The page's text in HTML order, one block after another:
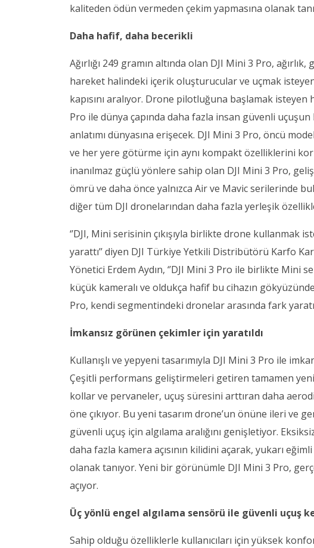
kaliteden ödün vermeden çekim yapmasına olanak
Daha hafif, daha becerikli
Ağırlığı 249 gramın altında olan DJI Mini 3 Pro,
hareket halindeki içerik oluşturucular ve uçmak
kapısını aralıyor. Drone pilotluğuna başlamak
Pro ile dünya çapında daha fazla insan güvenli
anlatımı dünyasına erişecek. DJI Mini 3 Pro, öncü
ve her yere götürme için aynı kompakt özelliklerini
inanılmaz güçlü yönlere sahip olan DJI Mini 3 Pro,
ömrü ve daha önce yalnızca Air ve Mavic serilerinde
diğer tüm DJI dronelarından daha fazla yerleşik
‘’DJI, Mini serisinin çıkışıyla birlikte drone kullanmak
yarattı’’ diyen DJI Türkiye Yetkili Distribütörü Karfo
Yönetici Erdem Aydın, ‘’DJI Mini 3 Pro ile birlikte Mini
küçük kameralı ve oldukça hafif bu cihazın
Pro, kendi segmentindeki dronelar arasında fark
İmkansız görünen çekimler için yaratıldı
Kullanışlı ve yepyeni tasarımıyla DJI Mini 3 Pro ile
Çeşitli performans geliştirmeleri getiren tamamen yeni
kollar ve pervaneler, uçuş süresini arttıran daha
öne çıkıyor. Bu yeni tasarım drone’un önüne ileri ve
güvenli uçuş için algılama aralığını genişletiyor.
daha fazla kamera açısının kilidini açarak, yukarı
olanak tanıyor. Yeni bir görünümle DJI Mini 3 Pro,
açıyor.
Üç yönlü engel algılama sensörü ile güvenli uçuş
Sahip olduğu özelliklerle kullanıcıları için yüksek